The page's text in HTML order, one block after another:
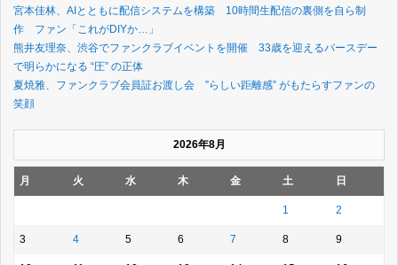
宮本佳林、AIとともに配信システムを構築 10時間生配信の裏側を自ら制
作 ファン「これがDIYか…」
熊井友理奈、渋谷でファンクラブイベントを開催 33歳を迎えるバースデー
で明らかになる “圧” の正体
夏焼雅、ファンクラブ会員証お渡し会 ”らしい距離感” がもたらすファンの
笑顔
2026年8月
月 火 水 木 金 土 日
1 2
3 4 5 6 7 8 9